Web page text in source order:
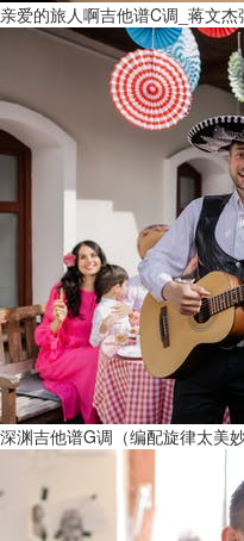
亲爱的旅人啊吉他谱C调_蒋文
深渊吉他谱G调（编配旋律太美